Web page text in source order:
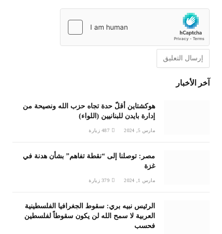
آخر الأخبار
هوكشتاين أقلّ حدة تجاه حزب الله ونصيحة من
إدارة بايدن للبنانيين (اللواء)
مارس 5, 2024 487 زيارة
مصر: توصلنا إلى “نقطة تفاهم” بشأن هدنة في
غزة
مارس 1, 2024 379 زيارة
الرئيس نبيه بري: سقوط الجغرافيا الفلسطينية
العربية لا سمح الله لن يكون سقوطاً لفلسطين
فحسب